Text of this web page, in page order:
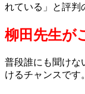
れている」と評判
柳田先生が
普段誰にも聞けな
けるチャンスです。